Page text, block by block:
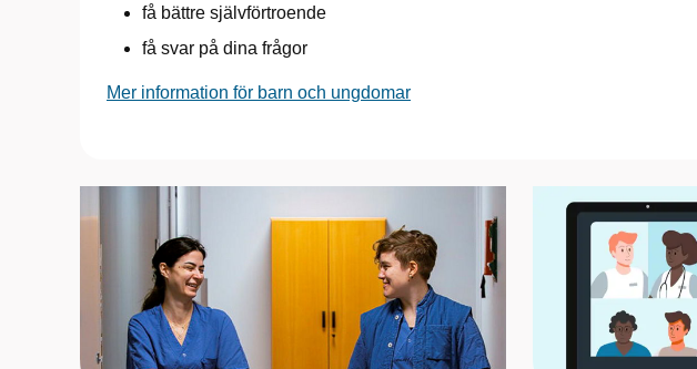
få bättre självförtroende
få svar på dina frågor
Mer information för barn och ungdomar